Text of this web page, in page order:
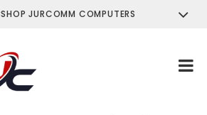
JURCOMM COMPUTERS